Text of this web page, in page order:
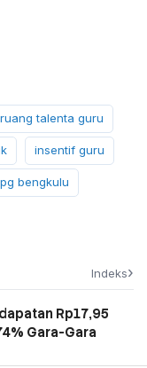
ruang talenta guru
insentif guru
bengkulu
Indeks›
Rp17,95
Gara-Gara